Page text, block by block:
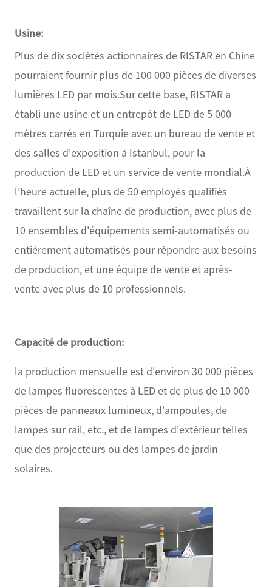
Usine:
Plus de dix sociétés actionnaires de RISTAR en Chine
pourraient fournir plus de 100 000 pièces de diverses
lumières LED par mois.Sur cette base, RISTAR a
établi une usine et un entrepôt de LED de 5 000
mètres carrés en Turquie avec un bureau de vente et
des salles d'exposition à Istanbul, pour la
production de LED et un service de vente mondial.À
l'heure actuelle, plus de 50 employés qualifiés
travaillent sur la chaîne de production, avec plus de
10 ensembles d'équipements semi-automatisés ou
entièrement automatisés pour répondre aux besoins
de production, et une équipe de vente et après-
vente avec plus de 10 professionnels.
Capacité de production:
la production mensuelle est d'environ 30 000 pièces
de lampes fluorescentes à LED et de plus de 10 000
pièces de panneaux lumineux, d'ampoules, de
lampes sur rail, etc., et de lampes d'extérieur telles
que des projecteurs ou des lampes de jardin
solaires.